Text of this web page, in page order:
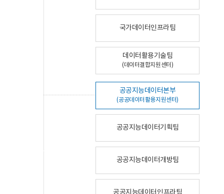
국가데이터인프라팀
데이터활용기술팀
(데이터결합지원센터)
공공지능데이터본부
(공공데이터활용지원센터)
공공지능데이터기획팀
공공지능데이터개방팀